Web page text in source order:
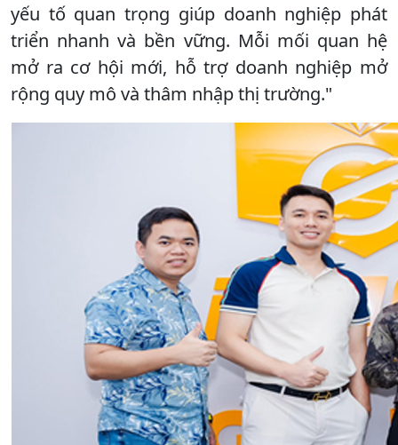
yếu tố quan trọng giúp doanh nghiệp phát
triển nhanh và bền vững. Mỗi mối quan hệ
mở ra cơ hội mới, hỗ trợ doanh nghiệp mở
rộng quy mô và thâm nhập thị trường."